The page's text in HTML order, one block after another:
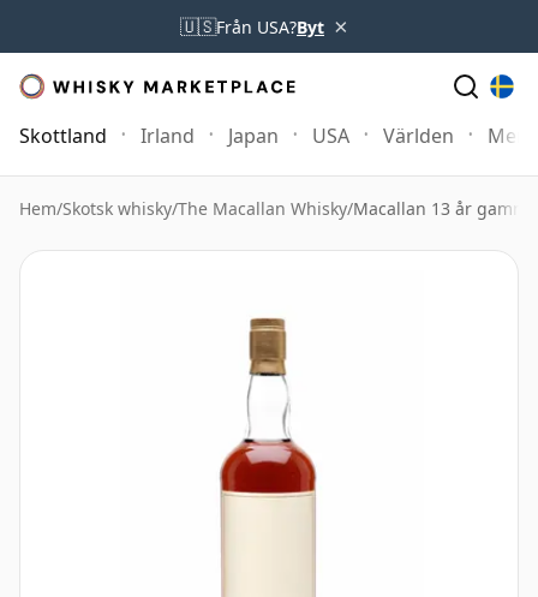
🇺🇸Från USA?Byt ×
Skottland Irland Japan USA Världen Mer
Hem/Skotsk whisky/The Macallan Whisky/Macallan 13 år